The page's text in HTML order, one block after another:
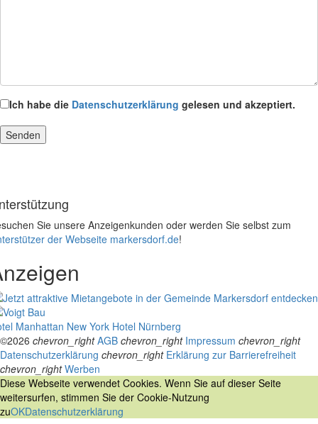
Ich habe die Datenschutzerklärung gelesen und akzeptiert.
Sie unsere Anzeigenkunden oder werden Sie selbst zum
der Webseite markersdorf.de!
Manhattan New York Hotel Nürnberg
©2026 chevron_right AGB chevron_right Impressum chevron_right
Datenschutzerklärung chevron_right Erklärung zur Barrierefreiheit
chevron_right Werben
Diese Webseite verwendet Cookies. Wenn Sie auf dieser Seite
weitersurfen, stimmen Sie der Cookie-Nutzung
zuOKDatenschutzerklärung